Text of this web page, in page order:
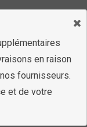
en raison
fournisseurs.
et de votre